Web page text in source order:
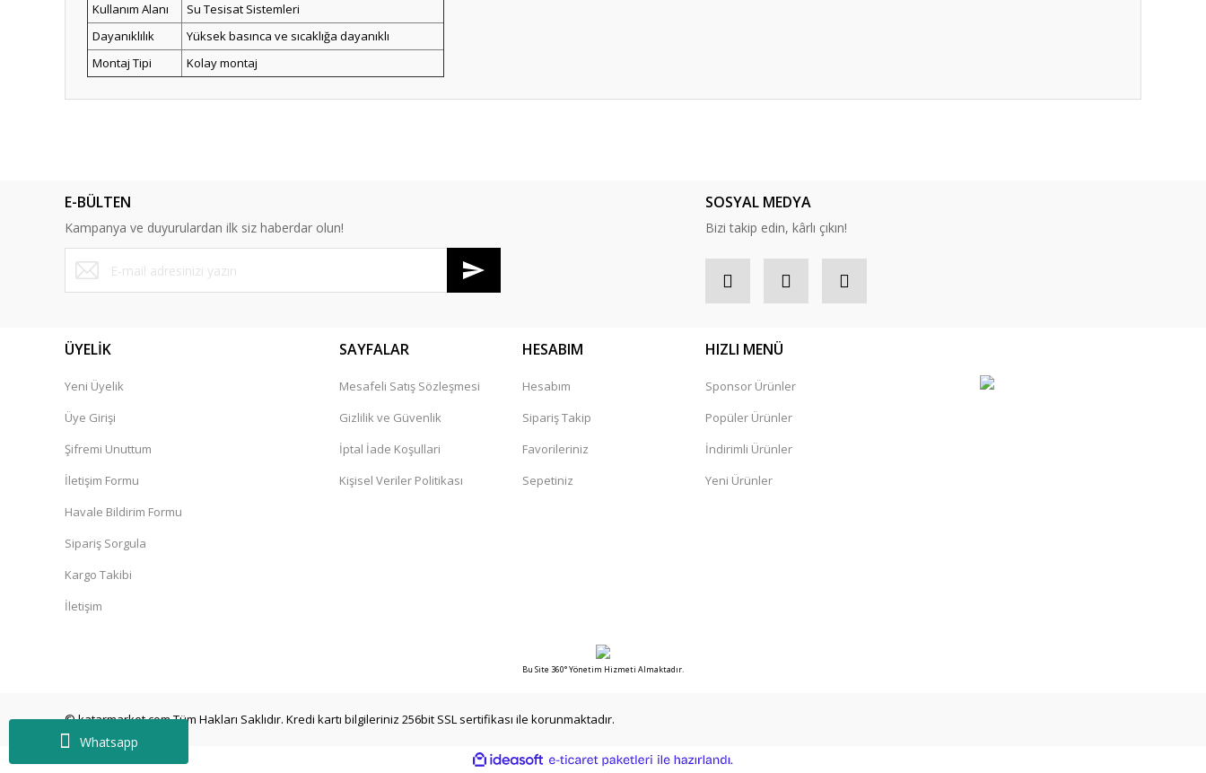
Whatsapp
Kullanım Alanı
Su Tesisat Sistemleri
Dayanıklılık
Yüksek basınca ve sıcaklığa dayanıklı
Montaj Tipi
Kolay montaj
Ürün bilgilerinde hatalar bulunuyor.
Ürün fiyatı diğer sitelerden daha pahalı.
Bu ürüne benzer farklı alternatifler olmalı.
E-BÜLTEN
Kampanya ve duyurulardan ilk siz haberdar olun!
SOSYAL MEDYA
Bizi takip edin, kârlı çıkın!
ÜYELİK
Yeni Üyelik
Üye Girişi
Şifremi Unuttum
İletişim Formu
Havale Bildirim Formu
Sipariş Sorgula
Kargo Takibi
İletişim
SAYFALAR
Mesafeli Satış Sözleşmesi
Gizlilik ve Güvenlik
İptal İade Koşullari
Kişisel Veriler Politikası
HESABIM
Hesabım
Sipariş Takip
Favorileriniz
Sepetiniz
HIZLI MENÜ
Sponsor Ürünler
Popüler Ürünler
İndirimli Ürünler
Yeni Ürünler
Bu Site 360° Yönetim Hizmeti Almaktadır.
© katarmarket.com Tüm Hakları Saklıdır. Kredi kartı bilgileriniz 256bit SSL sertifikası ile korunmaktadır.
ideasoft
e-